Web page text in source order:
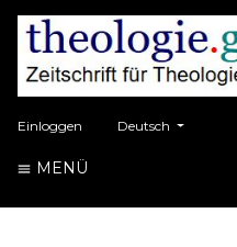
Einloggen Deutsch
MENÜ